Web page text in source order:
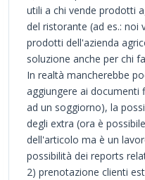
utili a chi vende prodotti
del ristorante (ad es.: noi
prodotti dell'azienda
soluzione anche per chi
In realtà mancherebbe
aggiungere ai documenti
ad un soggiorno), la
degli extra (ora è
dell'articolo ma è un
possibilità dei reports
2) prenotazione clienti